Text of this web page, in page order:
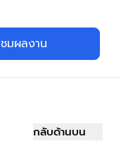
ชมผลงาน
กลับด้านบน